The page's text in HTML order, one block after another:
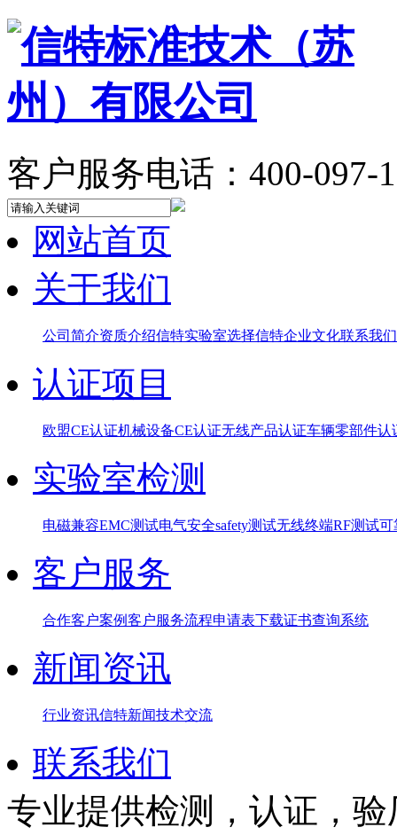
客户服务电话：400-097-
网站首页
关于我们
公司简介资质介绍信特实验室选择信特企业文化联系我们
认证项目
欧盟CE认证机械设备CE认证无线产品认证车辆零部件认
实验室检测
电磁兼容EMC测试电气安全safety测试无线终端RF测试可
客户服务
合作客户案例客户服务流程申请表下载证书查询系统
新闻资讯
行业资讯信特新闻技术交流
联系我们
专业提供检测，认证，